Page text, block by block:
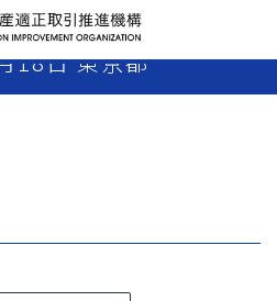
業務停止 2月 平成
18日 東京都